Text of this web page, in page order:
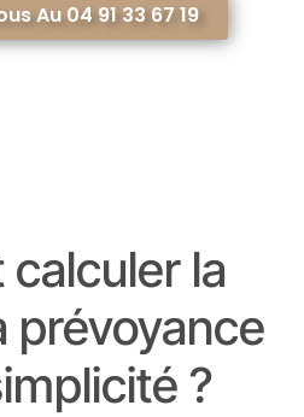
Au 04 91 33 67 19
la
prévoyance
?